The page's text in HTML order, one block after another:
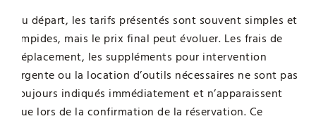
Au départ, les tarifs présentés sont souvent simples et
limpides, mais le prix final peut évoluer. Les frais de
déplacement, les suppléments pour intervention
urgente ou la location d’outils nécessaires ne sont pas
toujours indiqués immédiatement et n’apparaissent
que lors de la confirmation de la réservation. Ce